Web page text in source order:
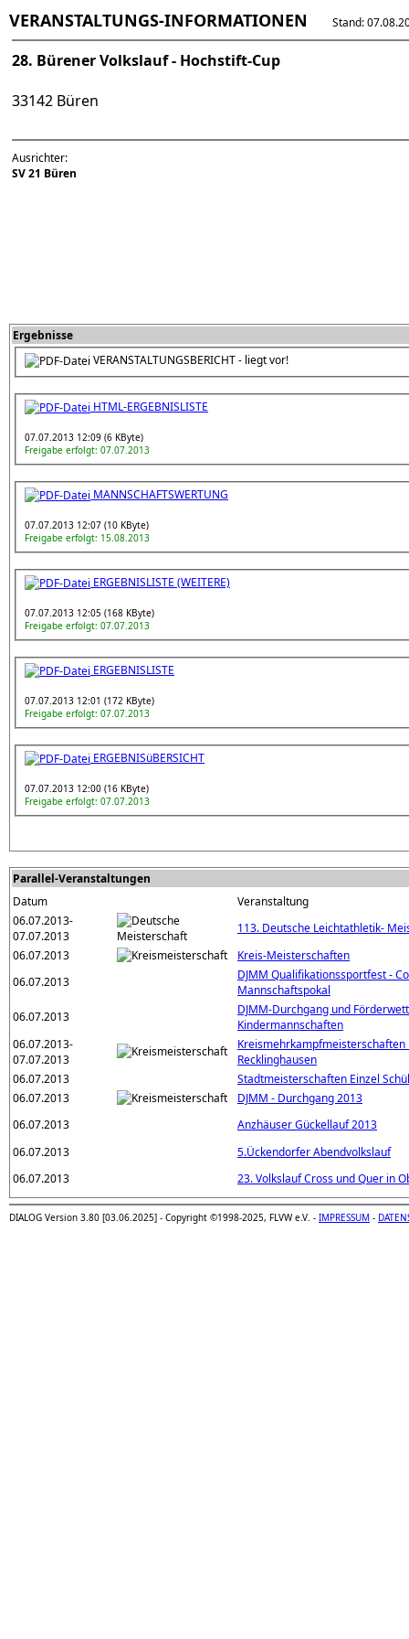
VERANSTALTUNGS-INFORMATIONEN Stand:
28. Bürener Volkslauf - Hochstift-Cup
33142 Büren
Ausrichter:
SV 21 Büren
Ergebnisse
VERANSTALTUNGSBERICHT - liegt vor!
HTML-ERGEBNISLISTE
07.07.2013 12:09 (6 KByte)
Freigabe erfolgt: 07.07.2013
MANNSCHAFTSWERTUNG
07.07.2013 12:07 (10 KByte)
Freigabe erfolgt: 15.08.2013
ERGEBNISLISTE (WEITERE)
07.07.2013 12:05 (168 KByte)
Freigabe erfolgt: 07.07.2013
ERGEBNISLISTE
07.07.2013 12:01 (172 KByte)
Freigabe erfolgt: 07.07.2013
ERGEBNISüBERSICHT
07.07.2013 12:00 (16 KByte)
Freigabe erfolgt: 07.07.2013
Parallel-Veranstaltungen
Datum
Veranstaltung
06.07.2013-
07.07.2013
113. Deutsche Leichtathletik-
06.07.2013
Kreis-Meisterschaften
06.07.2013
DJMM Qualifikationssportfest -
Mannschaftspokal
06.07.2013
DJMM-Durchgang und
Kindermannschaften
06.07.2013-
07.07.2013
Kreismehrkampfmeisterschaften
Recklinghausen
06.07.2013
Stadtmeisterschaften Einzel
06.07.2013
DJMM - Durchgang 2013
06.07.2013
Anzhäuser Gückellauf 2013
06.07.2013
5.Ückendorfer Abendvolkslauf
06.07.2013
23. Volkslauf Cross und Quer in
DIALOG Version 3.80 [03.06.2025] - Copyright ©1998-2025, FLVW e.V. - IMPRESSUM -